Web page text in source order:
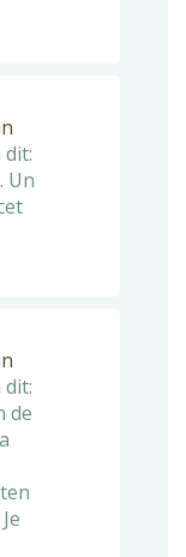
dit:
Un
dit:
de